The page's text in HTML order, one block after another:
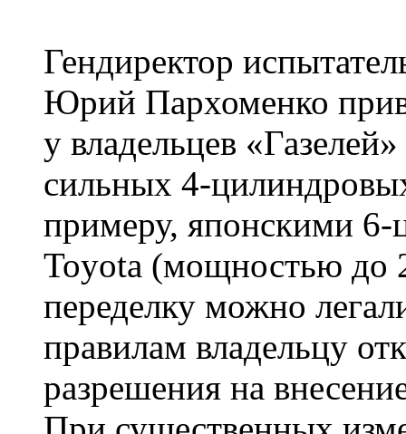
Гендиректор
Юрий Пархоменко
у владельцев
сильных 4-
примеру, японскими
Toyota (мощностью до
переделку можно
правилам владельцу
разрешения на